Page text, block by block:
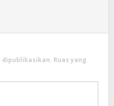
dipublikasikan. Ruas yang